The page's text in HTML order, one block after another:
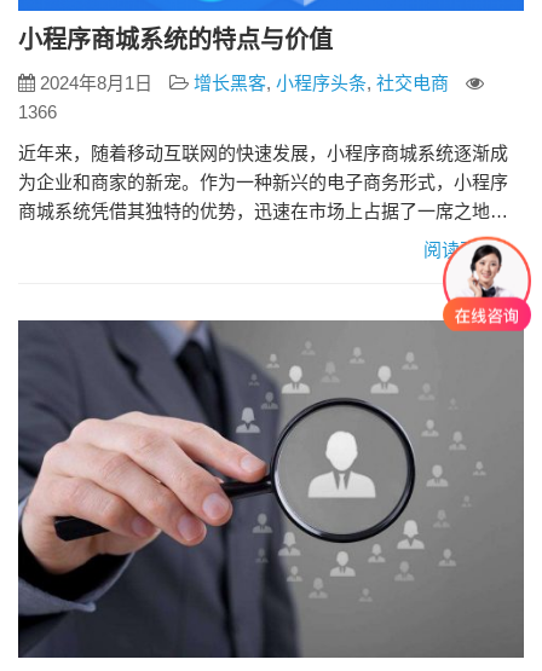
小程序商城系统的特点与价值
2024年8月1日 增长黑客, 小程序头条, 社交电商
1366
近年来，随着移动互联网的快速发展，小程序商城系统逐渐成
为企业和商家的新宠。作为一种新兴的电子商务形式，小程序
商城系统凭借其独特的优势，迅速在市场上占据了一席之地。
本文将从小程序商城系统的特点和价值两个方面进行介绍。
一、小程序商城系统的特点 1、便捷性 小程序无需下载安装，
用户只需通过微信、支付宝等应用内置的入口即可使用。这种
即用即走的特性大大降低了用户的使用门槛，提高了用户的使
用频率和粘性。商家…
阅读更多»